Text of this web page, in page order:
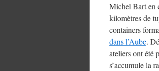
Michel Bart en
kilomètres de
containers
dans l’Aube.
ateliers ont été
s’accumule la